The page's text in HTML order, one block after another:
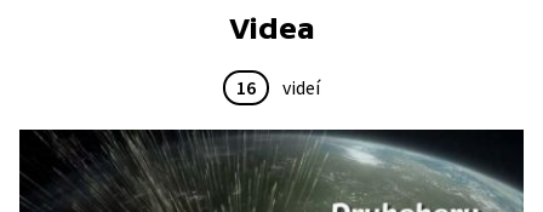
Videa
16 videí